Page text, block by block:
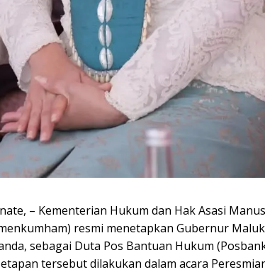
– Kementerian Hukum dan Hak Asasi
resmi menetapkan Gubernur
sebagai Duta Pos Bantuan Hukum
tersebut dilakukan dalam acara